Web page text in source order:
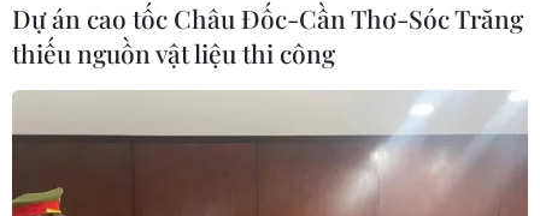
Dự án cao tốc Châu Đốc-Cần Thơ-Sóc Trăng
thiếu nguồn vật liệu thi công